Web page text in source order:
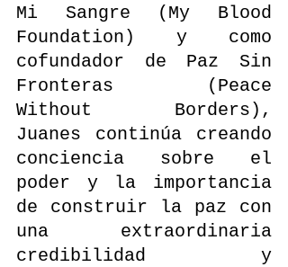
Mi Sangre (My Blood
Foundation) y como
cofundador de Paz Sin
Fronteras (Peace
Without Borders),
Juanes continúa creando
conciencia sobre el
poder y la importancia
de construir la paz con
una extraordinaria
credibilidad y